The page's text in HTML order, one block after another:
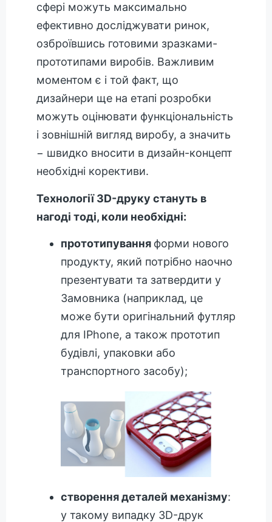
сфері можуть максимально
ефективно досліджувати ринок,
озброївшись готовими зразками-
прототипами виробів. Важливим
моментом є і той факт, що
дизайнери ще на етапі розробки
можуть оцінювати функціональність
і зовнішній вигляд виробу, а значить
− швидко вносити в дизайн-концепт
необхідні корективи.
Технології 3D-друку стануть в
нагоді тоді, коли необхідні:
прототипування форми нового
продукту, який потрібно наочно
презентувати та затвердити у
Замовника (наприклад, це
може бути оригінальний футляр
для IPhone, а також прототип
будівлі, упаковки або
транспортного засобу);
створення деталей механізму:
у такому випадку 3D-друк